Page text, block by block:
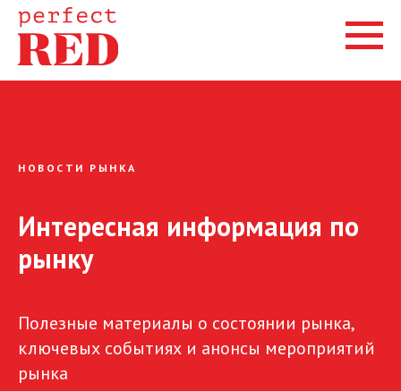
НОВОСТИ РЫНКА
Интересная информация по
рынку
Полезные материалы о состоянии рынка,
ключевых событиях и анонсы мероприятий
рынка